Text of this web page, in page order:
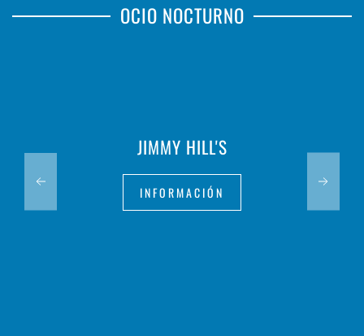
OCIO NOCTURNO
JIMMY HILL'S
INFORMACIÓN